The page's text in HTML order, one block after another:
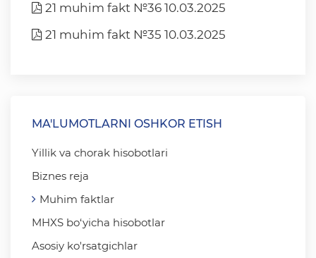
21 muhim fakt №36 10.03.2025
21 muhim fakt №35 10.03.2025
MA'LUMOTLARNI OSHKOR ETISH
Yillik va chorak hisobotlari
Biznes reja
Muhim faktlar
MHXS bo‘yicha hisobotlar
Asosiy ko'rsatgichlar